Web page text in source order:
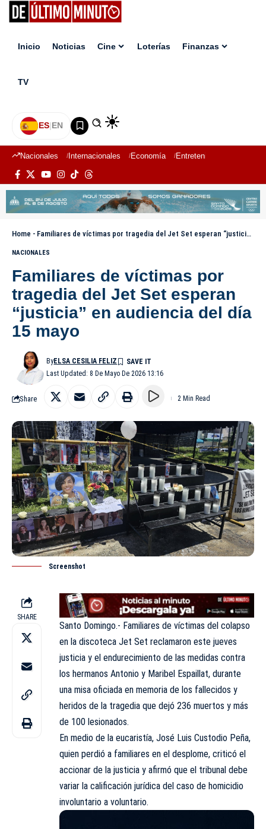
Inicio Noticias Cine Loterías Finanzas
TV
ES|EN
Nacionales Internacionales Economía Entretenimiento
Home - Familiares de víctimas por tragedia del Jet Set esperan “justicia” en audiencia del día 15 mayo
NACIONALES
Familiares de víctimas por
tragedia del Jet Set esperan
“justicia” en audiencia del día
15 mayo
Last Updated: 8 De Mayo De 2026 13:16
ByELSA CESILIA FELIZ
Share 2 Min Read
Screenshot
SHARE
Santo Domingo.- Familiares de víctimas del colapso
en la discoteca Jet Set reclamaron este jueves
justicia y el endurecimiento de las medidas contra
los hermanos Antonio y Maribel Espaillat, durante
una misa oficiada en memoria de los fallecidos y
heridos de la tragedia que dejó 236 muertos y más
de 100 lesionados.
En medio de la eucaristía, José Luis Custodio Peña,
quien perdió a familiares en el desplome, criticó el
accionar de la justicia y afirmó que el tribunal debe
variar la calificación jurídica del caso de homicidio
involuntario a voluntario.